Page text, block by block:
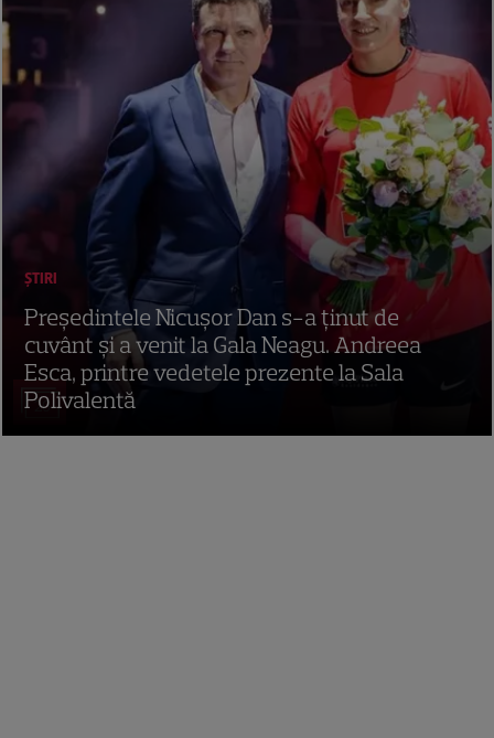
20
ȘTIRI
Președintele Nicușor Dan s-a ținut de
cuvânt și a venit la Gala Neagu. Andreea
Esca, printre vedetele prezente la Sala
Polivalentă